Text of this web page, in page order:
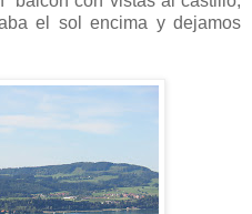
el sol encima y dejamos